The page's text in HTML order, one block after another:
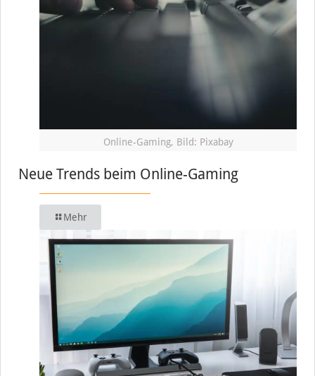
Online-Gaming, Bild: Pixabay
Neue Trends beim Online-Gaming
Mehr